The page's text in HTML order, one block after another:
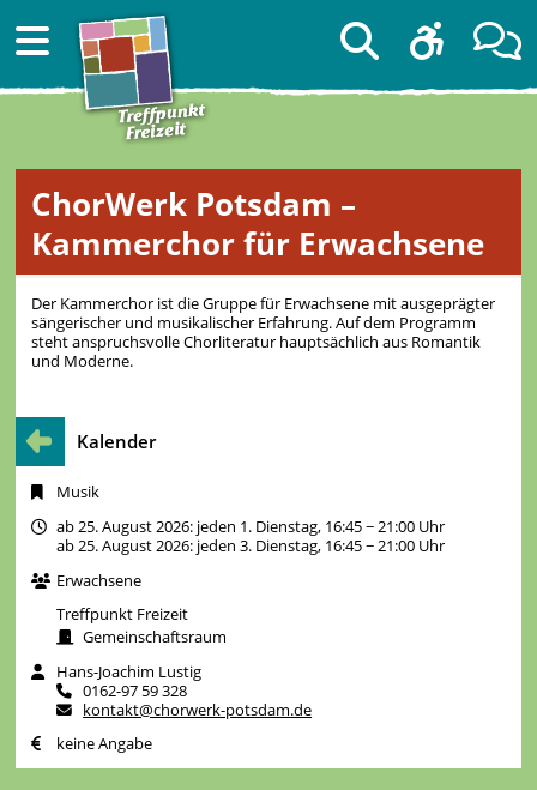
ChorWerk Potsdam –
Kammerchor für Erwachsene
Der Kammerchor ist die Gruppe für Erwachsene mit ausgeprägter
sängerischer und musikalischer Erfahrung. Auf dem Programm
steht anspruchsvolle Chorliteratur hauptsächlich aus Romantik
und Moderne.
Kalender
Musik
ab 25. August 2026: jeden 1. Dienstag, 16:45 − 21:00 Uhr
ab 25. August 2026: jeden 3. Dienstag, 16:45 − 21:00 Uhr
Erwachsene
Treffpunkt Freizeit
Gemeinschaftsraum
Hans-Joachim Lustig
0162-97 59 328
kontakt@chorwerk-potsdam.de
keine Angabe